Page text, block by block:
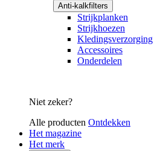
Anti-kalkfilters
Strijkplanken
Strijkhoezen
Kledingsverzorging
Accessoires
Onderdelen
Niet zeker?
Alle producten Ontdekken
Het magazine
Het merk